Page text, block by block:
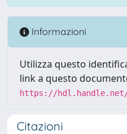
Informazioni
Utilizza questo
link a questo
https://hdl.handle.net/
Citazioni